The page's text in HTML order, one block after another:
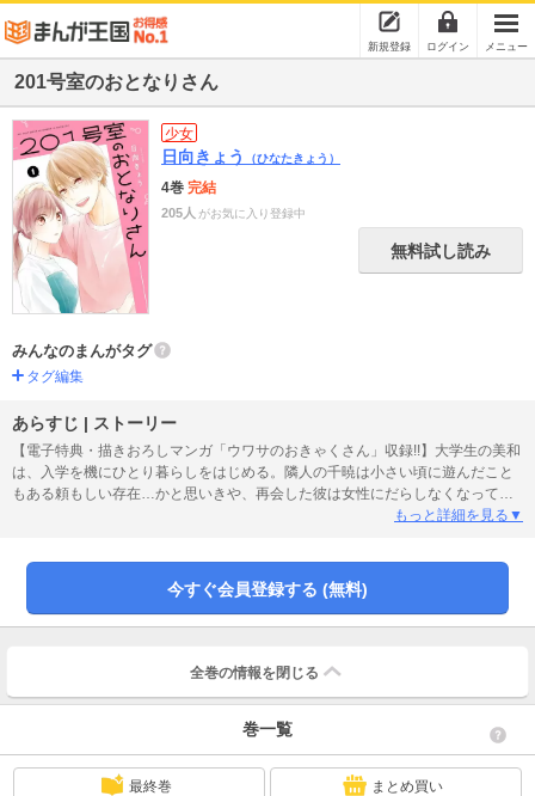
新規登録 ログイン メニュー
201号室のおとなりさん
少女
日向きょう （ひなたきょう）
4巻 完結
205人 がお気に入り登録中
無料試し読み
みんなのまんがタグ
タグ編集
あらすじ | ストーリー
【電子特典・描きおろしマンガ「ウワサのおきゃくさん」収録!!】大学生の美和
は、入学を機にひとり暮らしをはじめる。隣人の千暁は小さい頃に遊んだこと
もある頼もしい存在…かと思いきや、再会した彼は女性にだらしなくなってい
た上に生活能力ゼロの大人になっていた！しかもなぜか美和が千暁の食事を世
もっと詳細を見る▼
今すぐ会員登録する (無料)
全巻の情報を 閉じる
巻一覧
最終巻 まとめ買い